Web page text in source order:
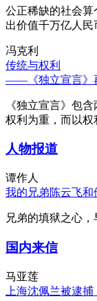
公正稀缺的社会
出价值千万亿人民
冯克利
传统与权利
——《独立宣言》
《独立宣言》包
权利为重，而以权
人物报道
谭作人
我的兄弟陈云飞和
兄弟的填狱之心
国内来信
马亚莲
上海沈佩兰被逮